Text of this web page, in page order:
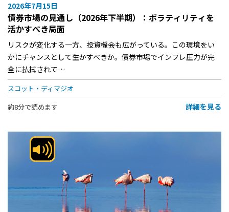
2026年7月15日
債券市場の見通し（2026年下半期）：ボラティリティを
活かすべき局面
リスクが変化する一方、投資機会も広がっている。この環境をい
かにチャンスとして生かすべきか。債券市場でインフレ圧力が完
全に払拭されて…
スコット・ディマジオ
約8分で読めます
詳細を見る